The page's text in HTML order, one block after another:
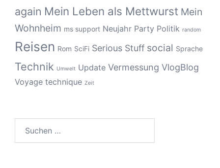
again Mein Leben als Mettwurst Mein
Wohnheim ms support Neujahr Party Politik random
Reisen Rom SciFi Serious Stuff social Sprache
Technik Umwelt Update Vermessung VlogBlog
Voyage technique Zeit
nach: